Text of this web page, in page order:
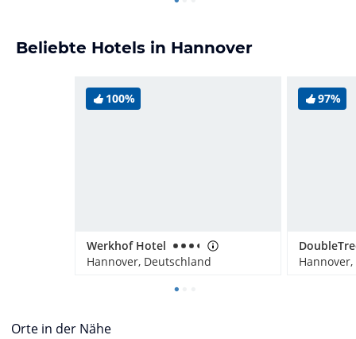
Beliebte Hotels in Hannover
100%
Werkhof Hotel
Hannover, Deutschland
97%
Orte in der Nähe